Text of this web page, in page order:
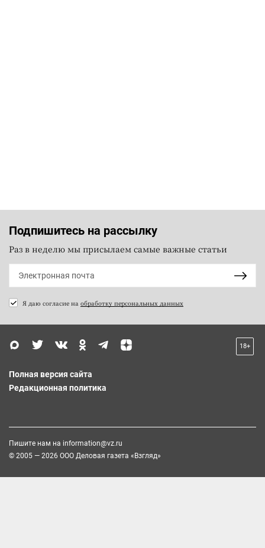
Подпишитесь на рассылку
Раз в неделю мы присылаем самые важные статьи
Я даю согласие на обработку персональных данных
18+
Полная версия сайта
Редакционная политика
Пишите нам на information@vz.ru
© 2005 — 2026 ООО Деловая газета «Взгляд»